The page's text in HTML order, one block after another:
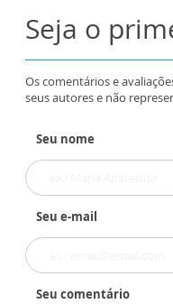
Seja o
Os comentários e
seus autores e não
Seu nome
Seu e-mail
Seu comentário